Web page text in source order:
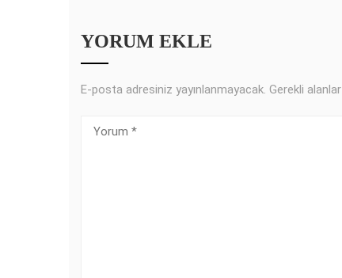
YORUM EKLE
E-posta adresiniz yayınlanmayacak. Gerekli alanlar